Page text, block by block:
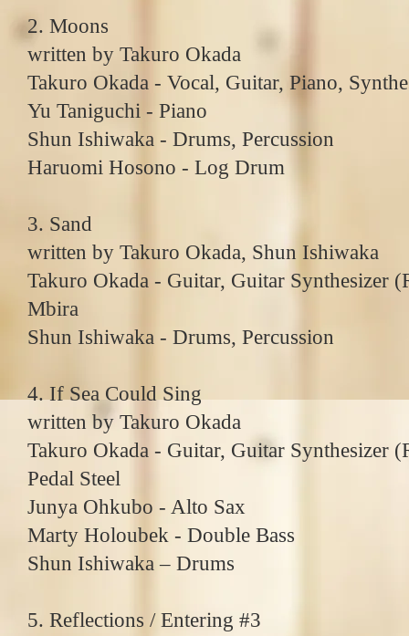
2. Moons
written by Takuro Okada
Takuro Okada - Vocal, Guitar, Piano,
Yu Taniguchi - Piano
Shun Ishiwaka - Drums, Percussion
Haruomi Hosono - Log Drum
3. Sand
written by Takuro Okada, Shun Ishiwaka
Takuro Okada - Guitar, Guitar Synthesizer
Mbira
Shun Ishiwaka - Drums, Percussion
4. If Sea Could Sing
written by Takuro Okada
Takuro Okada - Guitar, Guitar Synthesizer
Pedal Steel
Junya Ohkubo - Alto Sax
Marty Holoubek - Double Bass
Shun Ishiwaka ‒ Drums
5. Reflections / Entering #3